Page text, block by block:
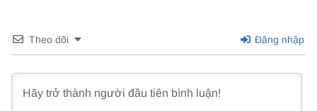
Theo dõi Đăng nhập